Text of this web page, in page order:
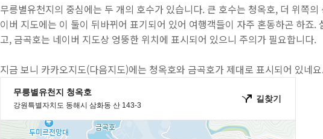
무릉별유천지의 중심에는 두 개의 호수가 있습니다. 큰 호수는 청옥호, 더 위쪽
이버 지도에는 이 둘이 뒤바뀌어 표기되어 있어 여행객들이 자주 혼동하곤 하죠.
고, 금곡호는 네이버 지도상 엉뚱한 위치에 표시되어 있으니 주의가 필요합니다.
지금 보니 카카오지도(다음지도)에는 청옥호와 금곡호가 제대로 표시되어 있네